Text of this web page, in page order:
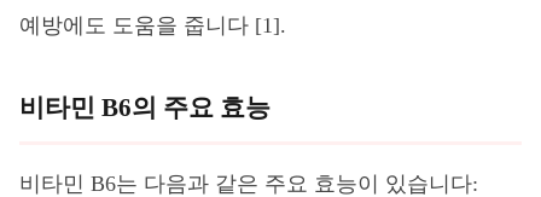
예방에도 도움을 줍니다 [1].
비타민 B6의 주요 효능
비타민 B6는 다음과 같은 주요 효능이 있습니다: